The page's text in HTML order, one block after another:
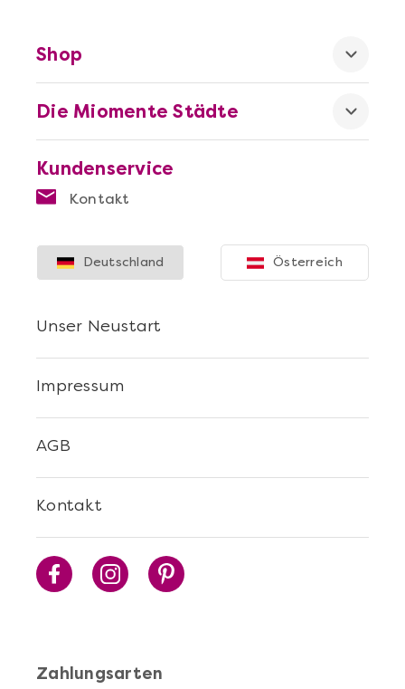
Kundenservice
Kontakt
Die Miomente Städte
Shop
Zahlungsarten
Kontakt
AGB
Impressum
Unser Neustart
Deutschland Österreich